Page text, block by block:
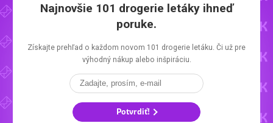
Najnovšie 101 drogerie letákyihneď
poruke.
Získajte prehľad o každom novom 101 drogerie letáku. Či už pre
výhodný nákup alebo inšpiráciu.
Potvrdiť!